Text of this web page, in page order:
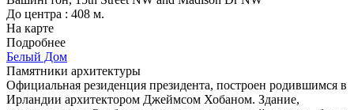
До центра : 408 м.
На карте
Подробнее
Белый Дом
Памятники архитектуры
Официальная резиденция президента, построен родившимся в
Ирландии архитектором Джеймсом Хобаном. Здание,